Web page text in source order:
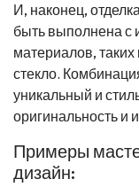
И, наконец,
быть выполнена с
материалов, таких
стекло.
уникальный и
оригинальность и
Примеры
дизайн: